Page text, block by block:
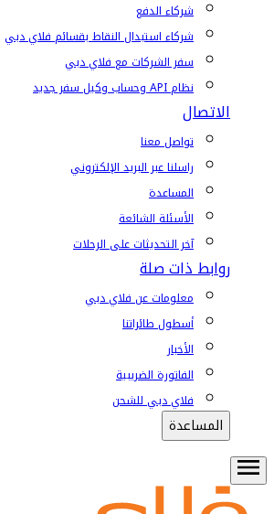
شركاء الدفع
شركاء استبدال النقاط بقسائم فلاي دبي
سفر الشركات مع فلاي دبي
نظام API وحساب وكيل سفر جديد
الاتصال
تواصل معنا
راسلنا عبر البريد الإلكتروني
المساعدة
الأسئلة الشائعة
آخر التحديثات على الرحلات
روابط ذات صلة
معلومات عن فلاي دبي
أسطول طائراتنا
الأخبار
الفاتورة الضريبية
فلاي دبي للشحن
المساعدة